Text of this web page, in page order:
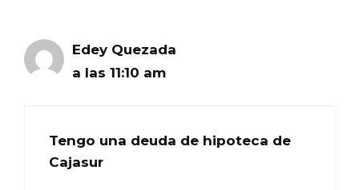
Edey Quezada
a las 11:10 am
Tengo una deuda de hipoteca de
Cajasur